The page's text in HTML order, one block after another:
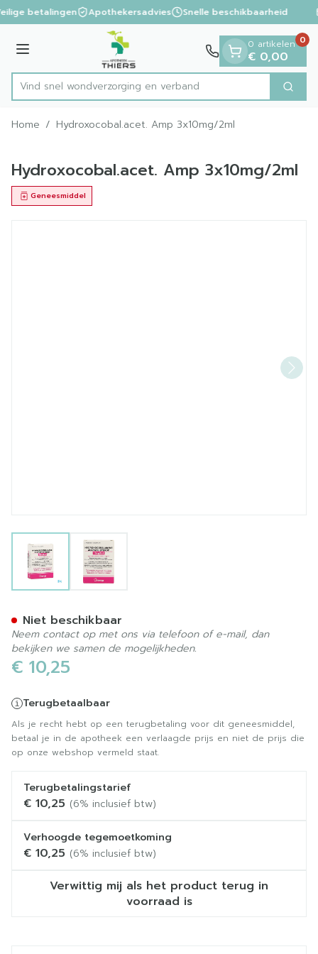
Ga naar de inhoud
1 van 1
betalingen Apothekersadvies Snelle beschikbaarheid
Menu
Product, merk, categorie...
Vind snel wondverzorging en verba Zoek
0 artikelen
€ 0,00
0
Home / Hydroxocobal.acet. Amp 3x10mg/2ml
Hydroxocobal.acet. Amp 3x10mg/2ml
Geneesmiddel
View larger imageView larger image
€ 10,25
Terugbetaalbaar
Als je recht hebt op een terugbetaling voor dit geneesmiddel,
betaal je in de apotheek een verlaagde prijs en niet de prijs die
op onze webshop vermeld staat.
Terugbetalingstarief
€ 10,25 (6% inclusief btw)
Verhoogde tegemoetkoming
€ 10,25 (6% inclusief btw)
Verwittig mij als het product terug in
voorraad is
Niet beschikbaar
Neem contact op met ons via telefoon of e-mail, dan
bekijken we samen de mogelijkheden.